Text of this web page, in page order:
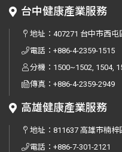
台中健康產業服務
地址：407271 台中市西
電話：+886-4-2359-1515
分機：1500~1502, 1504,
傳真：+886-4-2359-2949
高雄健康產業服務
地址：811637 高雄市楠梓
電話：+886-7-301-2121